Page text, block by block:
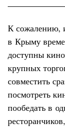
К сожалению,
в Крыму
доступны
крупных
совместить
посмотреть
пообедать в